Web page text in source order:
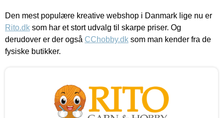
Den mest populære kreative webshop i Danmark lige nu er
Rito.dk som har et stort udvalg til skarpe priser. Og
derudover er der også CChobby.dk som man kender fra de
fysiske butikker.